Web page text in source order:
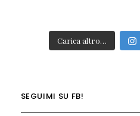
Carica altro…
SEGUIMI SU FB!